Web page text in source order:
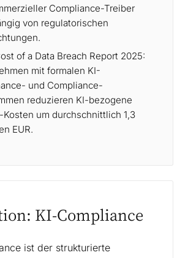
Compliance-Treiber
von regulatorischen
of a Data Breach Report 2025:
mit formalen KI-
und Compliance-
reduzieren KI-bezogene
Kosten um durchschnittlich 1,3
EUR.
KI-Compliance
ist der strukturierte